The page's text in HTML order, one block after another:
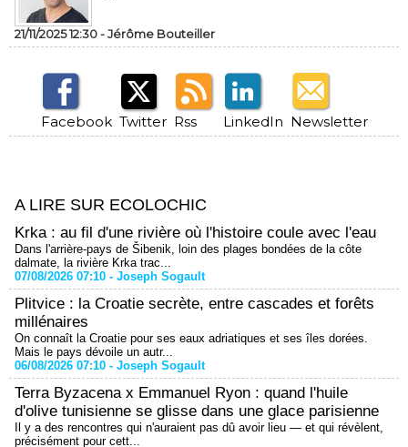
21/11/2025 12:30 -Jérôme Bouteiller
Facebook Twitter Rss LinkedIn Newsletter
A LIRE SUR ECOLOCHIC
Krka : au fil d'une rivière où l'histoire coule avec l'eau
Dans l'arrière-pays de Šibenik, loin des plages bondées de la côte
dalmate, la rivière Krka trac...
07/08/2026 07:10 - Joseph Sogault
Plitvice : la Croatie secrète, entre cascades et forêts
millénaires
On connaît la Croatie pour ses eaux adriatiques et ses îles dorées.
Mais le pays dévoile un autr...
06/08/2026 07:10 - Joseph Sogault
Terra Byzacena x Emmanuel Ryon : quand l'huile
d'olive tunisienne se glisse dans une glace parisienne
Il y a des rencontres qui n'auraient pas dû avoir lieu — et qui révèlent,
précisément pour cett...